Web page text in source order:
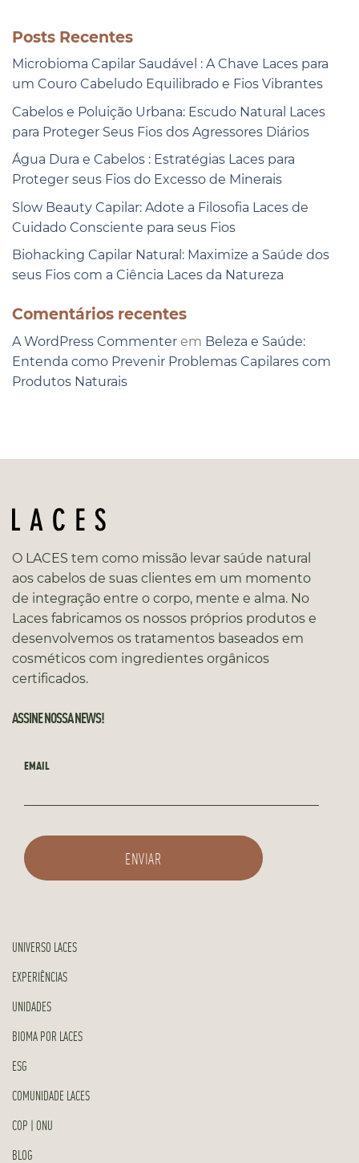
Posts Recentes
Microbioma Capilar Saudável : A Chave Laces para
um Couro Cabeludo Equilibrado e Fios Vibrantes
Cabelos e Poluição Urbana: Escudo Natural Laces
para Proteger Seus Fios dos Agressores Diários
Água Dura e Cabelos : Estratégias Laces para
Proteger seus Fios do Excesso de Minerais
Slow Beauty Capilar: Adote a Filosofia Laces de
Cuidado Consciente para seus Fios
Biohacking Capilar Natural: Maximize a Saúde dos
seus Fios com a Ciência Laces da Natureza
Comentários recentes
A WordPress Commenter em Beleza e Saúde:
Entenda como Prevenir Problemas Capilares com
Produtos Naturais
O LACES tem como missão levar saúde natural
aos cabelos de suas clientes em um momento
de integração entre o corpo, mente e alma. No
Laces fabricamos os nossos próprios produtos e
desenvolvemos os tratamentos baseados em
cosméticos com ingredientes orgânicos
certificados.
ASSINE NOSSA NEWS!
EMAIL
UNIVERSO LACES
EXPERIÊNCIAS
UNIDADES
BIOMA POR LACES
ESG
COMUNIDADE LACES
COP | ONU
BLOG